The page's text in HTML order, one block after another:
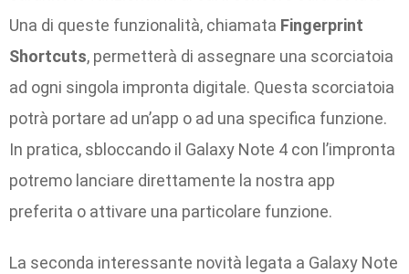
Una di queste funzionalità, chiamata Fingerprint
Shortcuts, permetterà di assegnare una scorciatoia
ad ogni singola impronta digitale. Questa scorciatoia
potrà portare ad un’app o ad una specifica funzione.
In pratica, sbloccando il Galaxy Note 4 con l’impronta
potremo lanciare direttamente la nostra app
preferita o attivare una particolare funzione.
La seconda interessante novità legata a Galaxy Note